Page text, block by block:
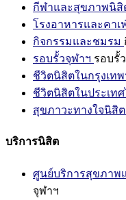
กีฬาและสุขภาพนิสิ
โรงอาหารและคาเฟ่
กิจกรรมและชมรม
รอบรั้วจุฬาฯ รอบรั้
ชีวิตนิสิตในกรุงเทพ
ชีวิตนิสิตในประเทศ
สุขภาวะทางใจนิสิต
บริการนิสิต
ศูนย์บริการสุขภาพ
จุฬาฯ